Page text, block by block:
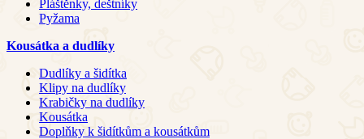
Pláštěnky, deštníky
Pyžama
Kousátka a dudlíky
Dudlíky a šidítka
Klipy na dudlíky
Krabičky na dudlíky
Kousátka
Doplňky k šidítkům a kousátkům